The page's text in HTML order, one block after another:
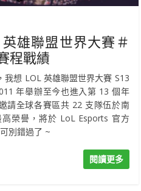
雄聯盟世界大賽＃
程戰績
我想 LOL 英雄聯盟世界大賽 S13
年舉辦至今也進入第 13 個年
請全球各賽區共 22 支隊伍於南
榮譽，將於 LoL Esports 官方
別錯過了 ~
閱讀更多